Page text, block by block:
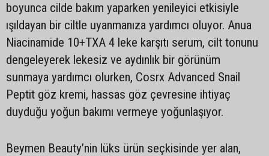
boyunca cilde bakım yaparken yenileyici etkisiyle
ışıldayan bir ciltle uyanmanıza yardımcı oluyor. Anua
Niacinamide 10+TXA 4 leke karşıtı serum, cilt tonunu
dengeleyerek lekesiz ve aydınlık bir görünüm
sunmaya yardımcı olurken, Cosrx Advanced Snail
Peptit göz kremi, hassas göz çevresine ihtiyaç
duyduğu yoğun bakımı vermeye yoğunlaşıyor.
Beymen Beauty’nin lüks ürün seçkisinde yer alan,